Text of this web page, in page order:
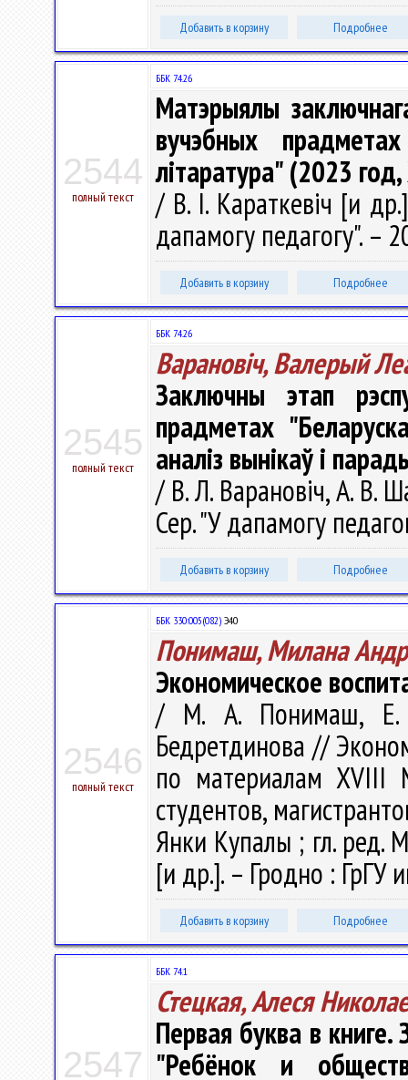
Добавить в корзину Подробнее
2544
полный текст
ББК 74.26
Матэрыялы
вучэбных
літаратура" (2023
/ В. І. Караткевіч [и
дапамогу педагогу". –
Добавить в корзину Подробнее
2545
полный текст
ББК 74.26
Варановіч, Валерый
Заключны этап
прадметах
аналіз вынікаў i
/ В. Л. Варановіч, А. В.
Сер. "У дапамогу
Добавить в корзину Подробнее
2546
полный текст
ББК 330:005(082) Э40
Понимаш, Милана
Экономическое
/ М. А. Понимаш, Е.
Бедретдинова //
по материалам XVIII
студентов,
Янки Купалы ; гл. ред.
[и др.]. – Гродно : ГрГУ
Добавить в корзину Подробнее
2547
ББК 74.1
Стецкая, Алеся
Первая буква в
"Ребёнок и